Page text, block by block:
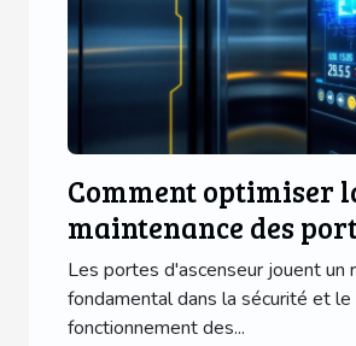
Comment optimiser
maintenance des
d'ascenseur avec des
technologies
Les portes d'ascenseur jouent un
fondamental dans la sécurité et le
fonctionnement des...